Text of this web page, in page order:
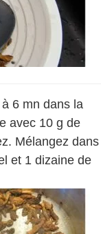
6 mn dans la
avec 10 g de
Mélangez dans
et 1 dizaine de